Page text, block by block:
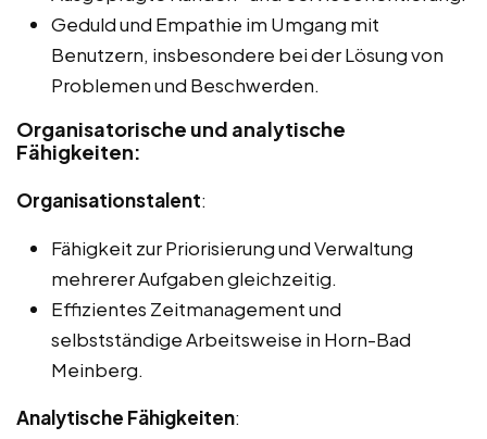
Geduld und Empathie im Umgang mit
Benutzern, insbesondere bei der Lösung von
Problemen und Beschwerden.
Organisatorische und analytische
Fähigkeiten:
Organisationstalent:
Fähigkeit zur Priorisierung und Verwaltung
mehrerer Aufgaben gleichzeitig.
Effizientes Zeitmanagement und
selbstständige Arbeitsweise in Horn-Bad
Meinberg.
Analytische Fähigkeiten: